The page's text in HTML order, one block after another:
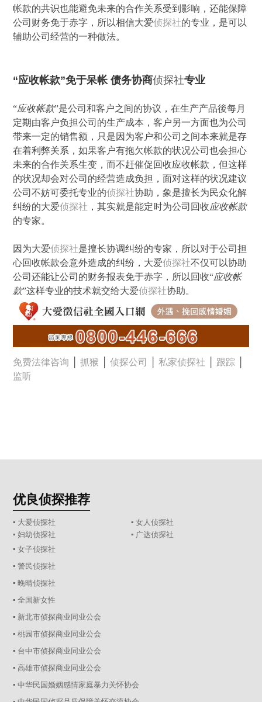
帐款的共识也能避免未来的合作关系受到影响，还能保障
公司财务免于赤字，所以相信大爱侦探社的专业，是可以
辅助公司经营的一种做法。
“应收帐款”免于呆帐 债务协商侦探社专业
“应收帐款”是公司和客户之间的协议，在生产产品後每月
定期由客户负担公司的生产成本，客户另一方面也为公司
带来一定的销售额，只是因为客户和公司之间本来就是存
在着利弊关系，如果客户有拖欠帐款的状况公司也会担心
未来的合作关系生变，而不赶催促回收应收帐款，但这样
的状况却会对公司的经营造成负担，面对这样的状况建议
公司不妨可委托专业的侦探社协助，象是擅长为民众化解
纠纷的大爱侦探社 ，其实就是能定时为公司回收应收帐款
的专家。
因为大爱侦探社是擅长协调纠纷的专家，所以对于公司担
心回收帐款会意外造成的纠纷，大爱侦探社不仅可以协助
公司还能让公司的财务报表免于赤字，所以回收“应收帐
款”这样专业的技术就交给大爱侦探社协助。
免费法律咨询 │抓猴 │侦探公司 │私家侦探社 跟踪
监听
优良侦探推荐
▪ 大爱侦探社
▪ 女人侦探社
▪ 妇幼侦探社
▪ 广达侦探社
▪ 女子侦探社
▪ 警民侦探社
▪ 晚晴侦探社
▪ 全国新女性
▪ 新北市侦探商业同业公会
▪ 桃园市侦探商业同业公会
▪ 台中市侦探商业同业公会
▪ 高雄市侦探商业同业公会
▪ 中华民国婚姻感情家庭暴力关怀协会